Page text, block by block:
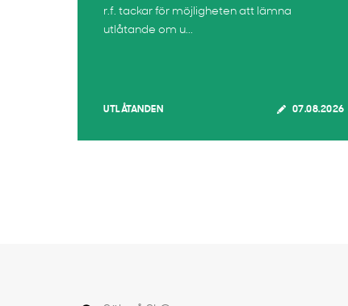
r.f. tackar för möjligheten att lämna
utlåtande om u...
UTLÅTANDEN 07.08.2026